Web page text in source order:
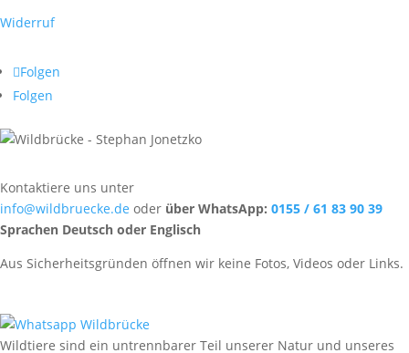
Widerruf
Folgen
Folgen
Kontaktiere uns unter
info@wildbruecke.de oder über WhatsApp: 0155 / 61 83 90 39
Sprachen Deutsch oder Englisch
Aus Sicherheitsgründen öffnen wir keine Fotos, Videos oder Links.
Wildtiere sind ein untrennbarer Teil unserer Natur und unseres